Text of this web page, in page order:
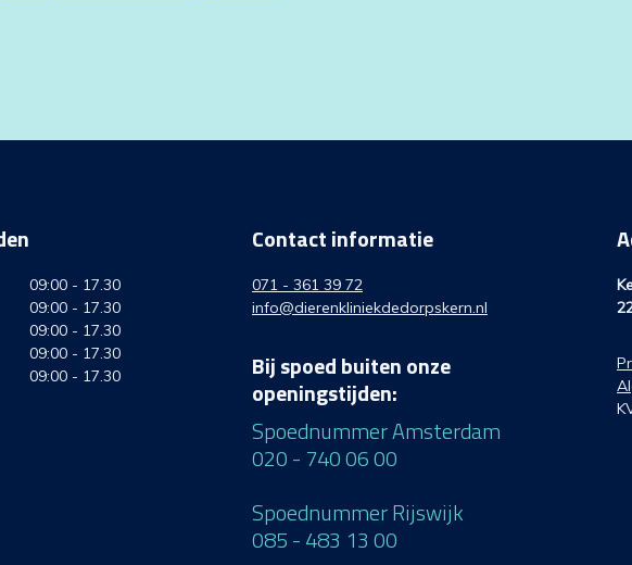
09:00 - 17.30
09:00 - 17.30
09:00 - 17.30
09:00 - 17.30
09:00 - 17.30
Contact informatie
071 - 361 39 72
info@dierenkliniekdedorpskern.nl
Bij spoed buiten onze
openingstijden:
Spoednummer Amsterdam
020 - 740 06 00
Spoednummer Rijswijk
085 - 483 13 00